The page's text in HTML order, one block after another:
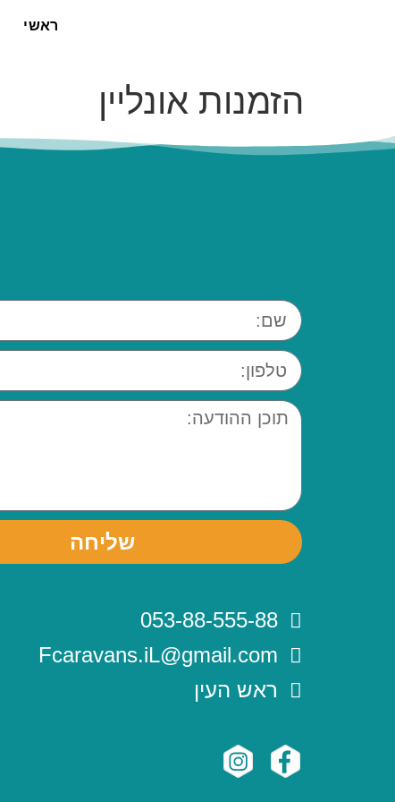
ראשי
הזמנות אונליין
שליחה
053-88-555-88
Fcaravans.iL@gmail.com
ראש העין